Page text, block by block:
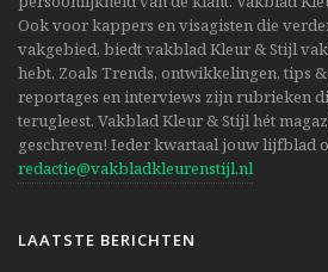
Ook voor kappers en visagisten die
vakgebied, biedt vakblad Kleur & Stijl
hebt. Zoals Trends, ontwikkelingen, tips
reportages en interviews zijn rubrieken
terugleest. Vakblad Kleur & Stijl hét
geschreven! Ieder kwartaal jouw lijfblad
redactie@vakbladkleurenstijl.nl
LAATSTE BERICHTEN